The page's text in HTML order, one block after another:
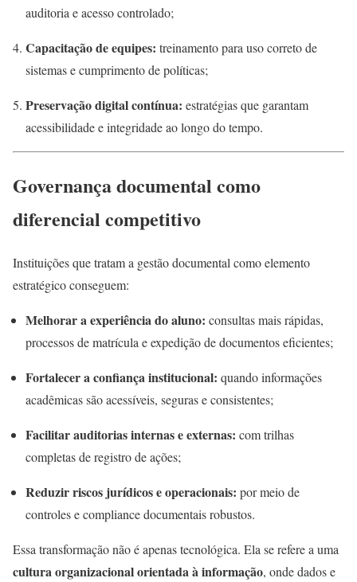
auditoria e acesso controlado;
Capacitação de equipes: treinamento para uso correto de
sistemas e cumprimento de políticas;
Preservação digital contínua: estratégias que garantam
acessibilidade e integridade ao longo do tempo.
Governança documental como
diferencial competitivo
Instituições que tratam a gestão documental como elemento
estratégico conseguem:
Melhorar a experiência do aluno: consultas mais rápidas,
processos de matrícula e expedição de documentos eficientes;
Fortalecer a confiança institucional: quando informações
acadêmicas são acessíveis, seguras e consistentes;
Facilitar auditorias internas e externas: com trilhas
completas de registro de ações;
Reduzir riscos jurídicos e operacionais: por meio de
controles e compliance documentais robustos.
Essa transformação não é apenas tecnológica. Ela se refere a uma
cultura organizacional orientada à informação, onde dados e